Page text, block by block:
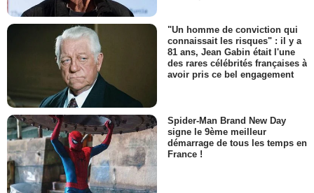
"Un homme de conviction qui
connaissait les risques" : il y a
81 ans, Jean Gabin était l'une
des rares célébrités françaises à
avoir pris ce bel engagement
Spider-Man Brand New Day
signe le 9ème meilleur
démarrage de tous les temps en
France !